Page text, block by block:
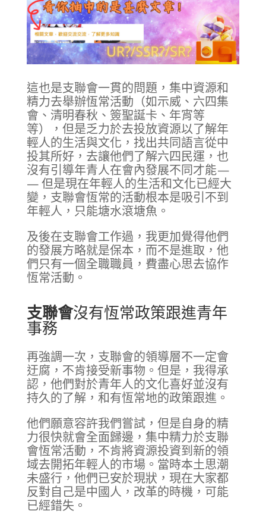
這也是支聯會一貫的問題，集中資源和
精力去舉辦恆常活動（如示威、六四集
會、清明春秋、簽聖誕卡、年宵等
等），但是乏力於去投放資源以了解年
輕人的生活與文化，找出共同語言從中
投其所好，去讓他們了解六四民運，也
沒有引導年青人在會內發展不同才能 —
— 但是現在年輕人的生活和文化已經大
變，支聯會恆常的活動根本是吸引不到
年輕人，只能塘水滾塘魚。
及後在支聯會工作過，我更加覺得他們
的發展方略就是保本，而不是進取，他
們只有一個全職職員，費盡心思去協作
恆常活動。
支聯會沒有恆常政策跟進青年
事務
再強調一次，支聯會的領導層不一定會
迂腐，不肯接受新事物。但是，我得承
認，他們對於青年人的文化喜好並沒有
持久的了解，和有恆常地的政策跟進。
他們願意容許我們嘗試，但是自身的精
力很快就會全面歸邊，集中精力於支聯
會恆常活動，不肯將資源投資到新的領
域去開拓年輕人的市場。當時本土思潮
未盛行，他們已安於現狀，現在大家都
反對自己是中國人，改革的時機，可能
已經錯失。